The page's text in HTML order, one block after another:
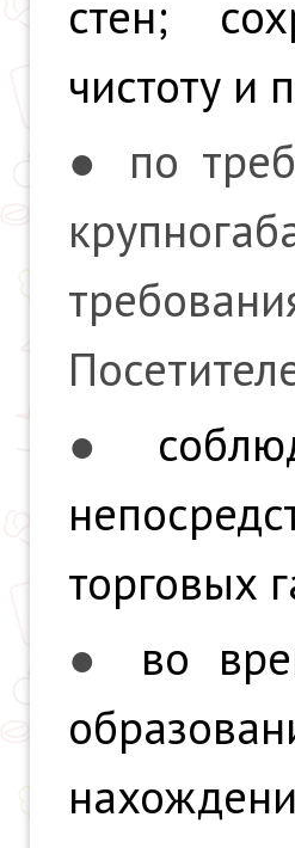
стен;
чистоту и
● по
●
торговых
● во